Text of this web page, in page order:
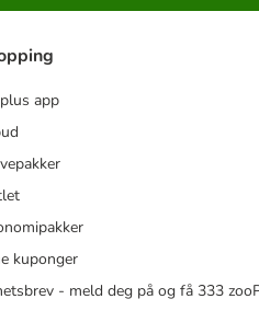
app
kuponger
- meld deg på og få 333